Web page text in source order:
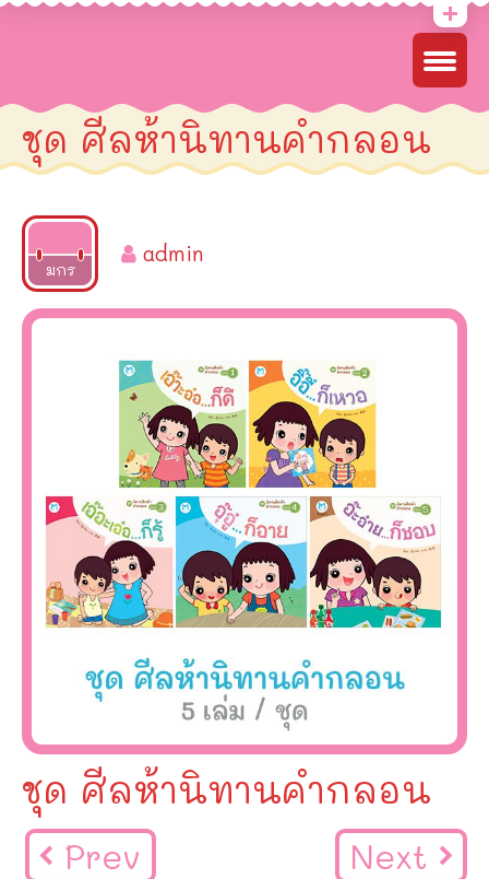
ชุด ศีลห้านิทานคำกลอน
มกร
2022
admin
ชุด ศีลห้านิทานคำกลอน
Prev Next